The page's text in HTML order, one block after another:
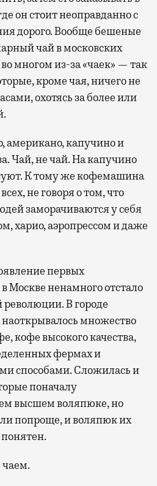
он стоит неоправданно с
дорого. Вообще бешеные
чай в московских
многом из-за «чаек» — так
кроме чая, ничего не
охотясь за более или
американо, капучино и
Чай, не чай. На капучино
К тому же кофемашина
не говоря о том, что
заморачиваются у себя
харио, аэропрессом и даже
первых
Москве ненамного отстало
В городе
множество
кофе высокого качества,
фермах и
способами. Сложилась и
поначалу
высшем воляпюке, но
попроще, и воляпюк их
чаем.